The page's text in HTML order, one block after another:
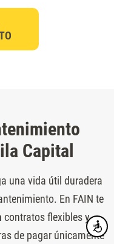
Capital
una vida útil duradera
En FAIN te
contratos flexibles y
de pagar únicamente